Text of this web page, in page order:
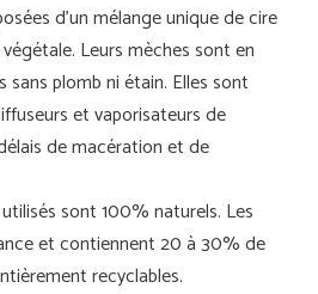
d’un mélange unique de cire
Leurs mèches sont en
plomb ni étain. Elles sont
et vaporisateurs de
de macération et de
sont 100% naturels. Les
et contiennent 20 à 30% de
recyclables.